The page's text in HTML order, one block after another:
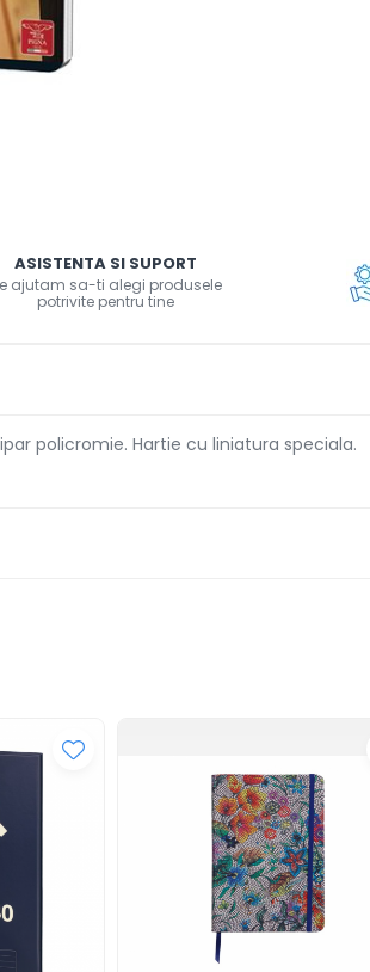
ASISTENTA SI SUPORT
ajutam sa-ti alegi produsele
potrivite pentru tine
policromie. Hartie cu liniatura speciala.